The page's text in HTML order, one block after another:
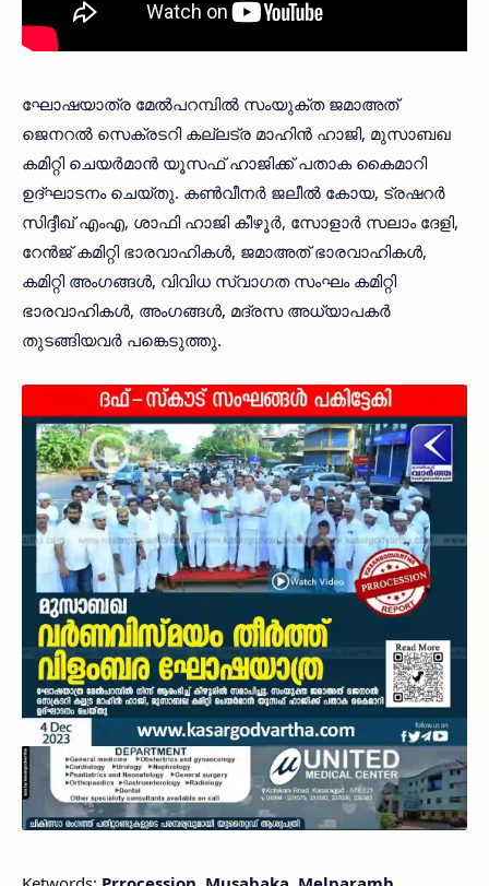
ഘോഷയാത്ര മേൽപറമ്പിൽ സംയുക്ത ജമാഅത്
ജെനറൽ സെക്രടറി കല്ലട്ര മാഹിൻ ഹാജി, മുസാബഖ
കമിറ്റി ചെയർമാൻ യൂസഫ് ഹാജിക്ക് പതാക കൈമാറി
ഉദ്ഘാടനം ചെയ്തു. കൺവീനർ ജലീൽ കോയ, ട്രഷറർ
സിദ്ദീഖ് എംഎ, ശാഫി ഹാജി കീഴൂർ, സോളാർ സലാം ദേളി,
റേൻജ് കമിറ്റി ഭാരവാഹികൾ, ജമാഅത് ഭാരവാഹികൾ,
കമിറ്റി അംഗങ്ങൾ, വിവിധ സ്വാഗത സംഘം കമിറ്റി
ഭാരവാഹികൾ, അംഗങ്ങൾ, മദ്രസ അധ്യാപകർ
തുടങ്ങിയവർ പങ്കെടുത്തു.